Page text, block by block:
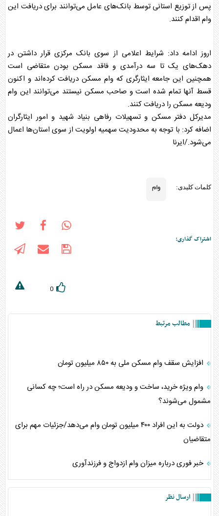
پس از توزیع استانی توسط بانک‌های عامل می‌توانند برای دریافت این
وام اقدام کنند.
اروز ادامه داد: شرایط اعلامی از سوی بانک مرکزی قرار داشتن در
دهک‌های یک تا سه درآمدی و فاقد مسکن بودن متقاضی است
همچنین این جامعه ایثارگری که وام مسکن دریافت کرده‌اند و اکنون
قسط آنها تمام شده است و صاحب مسکن نیستند می‌توانند این وام
ودیعه مسکن را دریافت کنند.
مدیرکل دفتر مسکن و تسهیلات رفاهی بنیاد شهید و امور ایثارگران
اضافه کرد: با توجه به محدودیت سهمیه اولویت از سوی استان‌ها اعمال
می‌شود./ایرنا
کلمات کلیدی: وام
اشتراک گذاری:
0
مطالب مرتبط
افزایش سقف وام مسکن ملی به ۸۵۰ میلیون تومان
وام ویژه خرید، ساخت و ودیعه مسکن در راه است؛ چه کسانی
مشمول می‌شوند؟
دولت به این افراد ۴۰۰ میلیون تومان وام می‌دهد/جزئیات مهم برای
متقاضیان
خبر فوری درباره میزان وام ازدواج و فرزندآوری
ارسال نظر